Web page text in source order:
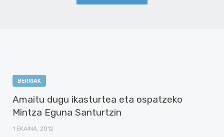
BERRIAK
Amaitu dugu ikasturtea eta ospatzeko
Mintza Eguna Santurtzin
1 EKAINA, 2012